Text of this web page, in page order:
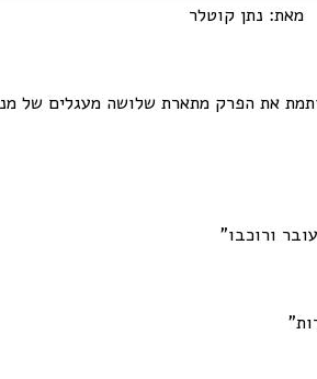
מאת: נתן קוטלר
את הפרק מתארת שלושה מעגלים של
ורוכבו"